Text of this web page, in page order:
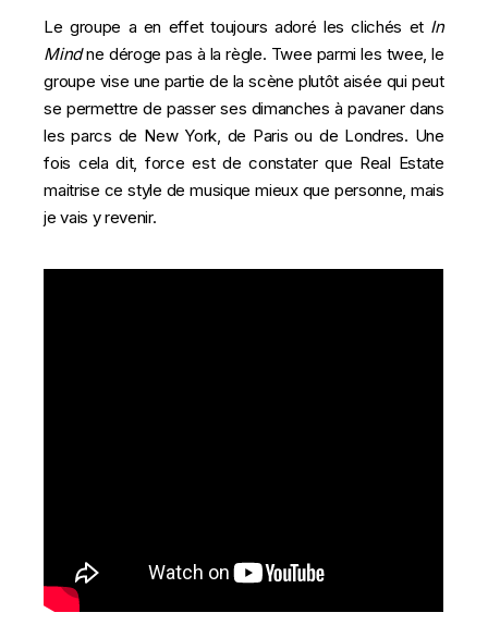
Le groupe a en effet toujours adoré les clichés etIn
Mindne déroge pas à la règle. Twee parmi les twee, le
groupe vise une partie de la scène plutôt aisée qui peut
se permettre de passer ses dimanches à pavaner dans
les parcs de New York, de Paris ou de Londres. Une
fois cela dit, force est de constater que Real Estate
maitrise ce style de musique mieux que personne, mais
je vais y revenir.